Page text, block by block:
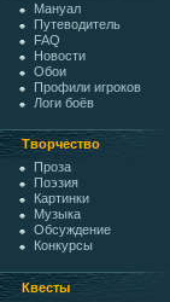
Мануал
Путеводитель
FAQ
Новости
Обои
Профили игроков
Логи боёв
Творчество
Проза
Поэзия
Картинки
Музыка
Обсуждение
Конкурсы
Квесты